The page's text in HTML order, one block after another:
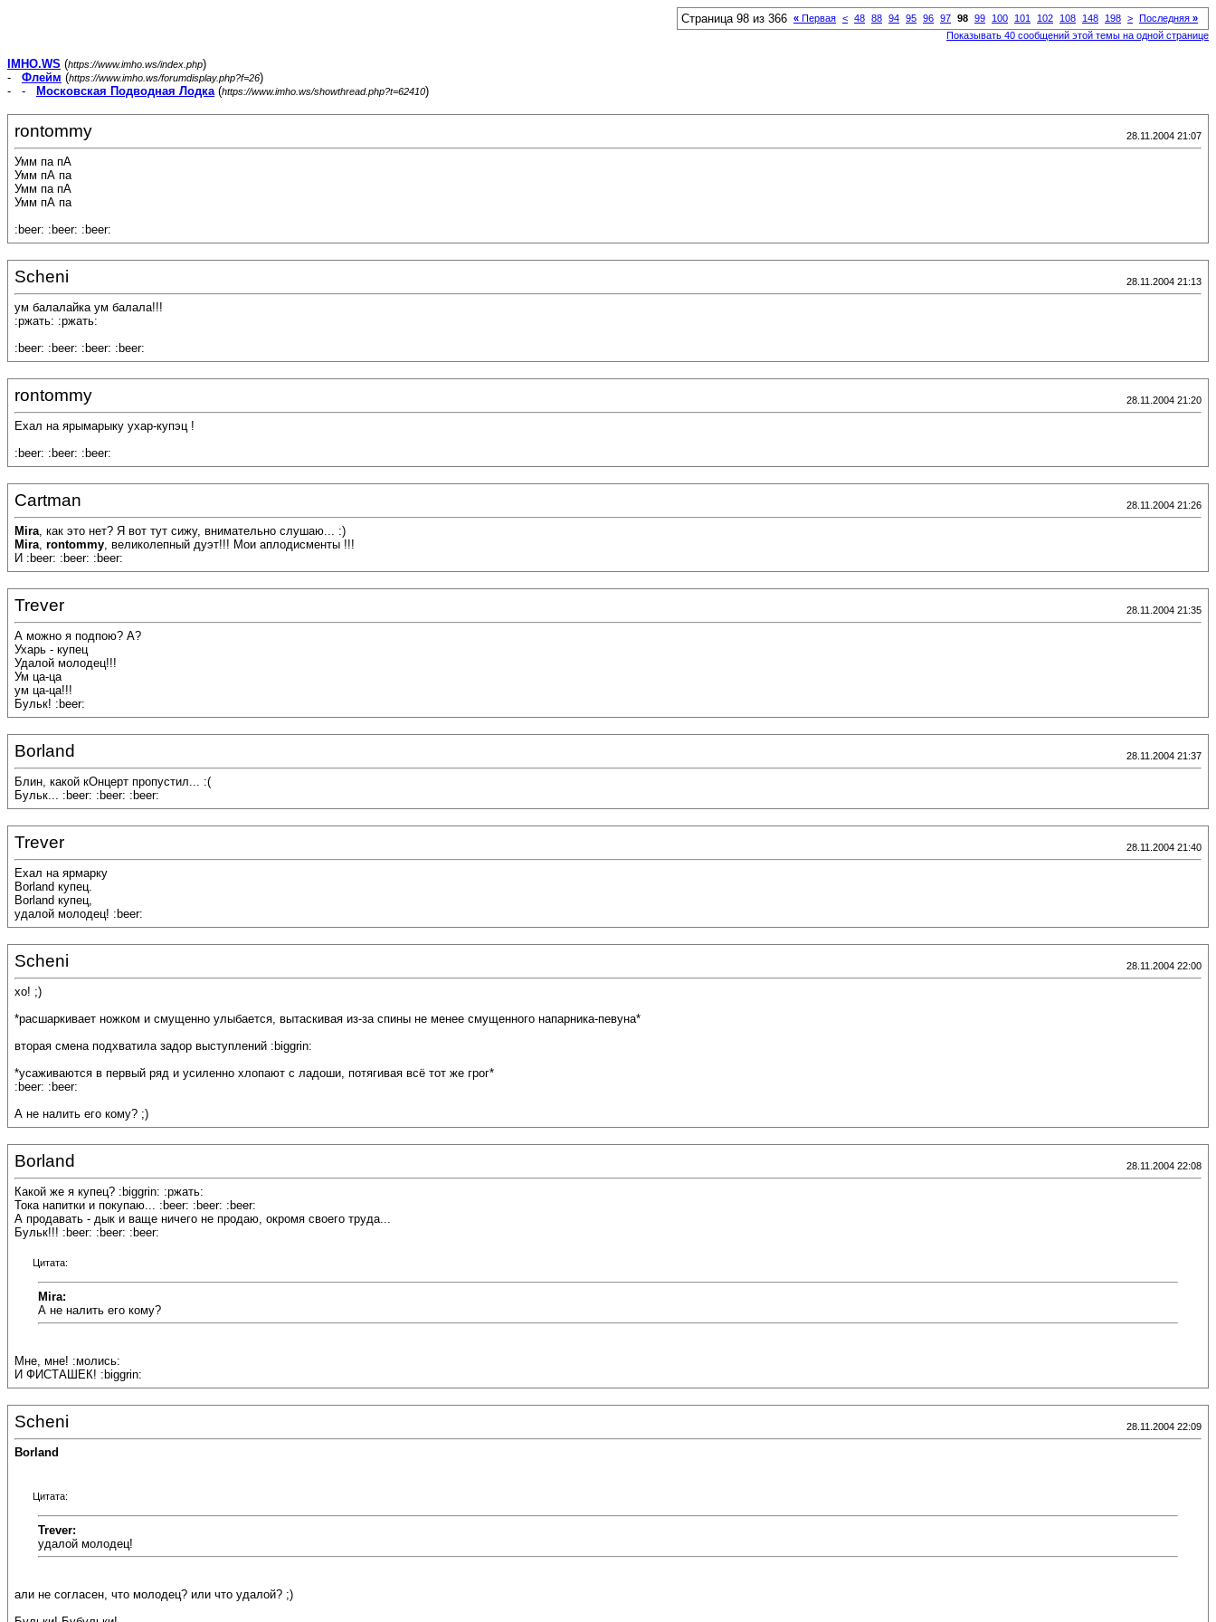
Страница 98 из 366 « Первая < 48 88 94 95 96 97 98 99 100 101 102 108 148 198 > Последняя »
Показывать 40 сообщений этой темы на одной странице
IMHO.WS (https://www.imho.ws/index.php)
- Флейм (https://www.imho.ws/forumdisplay.php?f=26)
- -
Московская Подводная Лодка(https://www.imho.ws/showthread.php?t=62410)
rontommy 28.11.2004 21:07
Умм па пА
Умм пА па
Умм па пА
Умм пА па
:beer: :beer: :beer:
Scheni 28.11.2004 21:13
ум балалайка ум балала!!!
:ржать: :ржать:
:beer: :beer: :beer: :beer:
rontommy 28.11.2004 21:20
Ехал на ярымарыку ухар-купэц !
:beer: :beer: :beer:
Cartman 28.11.2004 21:26
Mira, как это нет? Я вот тут сижу, внимательно слушаю... :)
Mira, rontommy, великолепный дуэт!!! Мои аплодисменты !!!
И :beer: :beer: :beer:
Trever 28.11.2004 21:35
А можно я подпою? А?
Ухарь - купец
Удалой молодец!!!
Ум ца-ца
ум ца-ца!!!
Бульк! :beer:
Borland 28.11.2004 21:37
Блин, какой кОнцерт пропустил... :(
Бульк... :beer: :beer: :beer:
Trever 28.11.2004 21:40
Ехал на ярмарку
Borland купец.
Borland купец,
удалой молодец! :beer:
Scheni 28.11.2004 22:00
хо! ;)
*расшаркивает ножком и смущенно улыбается, вытаскивая из-за спины не менее смущенного напарника-певуна*
вторая смена подхватила задор выступлений :biggrin:
*усаживаются в первый ряд и усиленно хлопают с ладоши, потягивая всё тот же грог*
:beer: :beer:
А не налить его кому? ;)
Borland 28.11.2004 22:08
Какой же я купец? :biggrin: :ржать:
Тока напитки и покупаю... :beer: :beer: :beer:
А продавать - дык и ваще ничего не продаю, окромя своего труда...
Бульк!!! :beer: :beer: :beer:
Цитата:
Mira:
А не налить его кому?
Мне, мне! :молись:
И ФИСТАШЕК! :biggrin:
Scheni 28.11.2004 22:09
Borland
Цитата:
Trever:
удалой молодец!
али не согласен, что молодец? или что удалой? ;)